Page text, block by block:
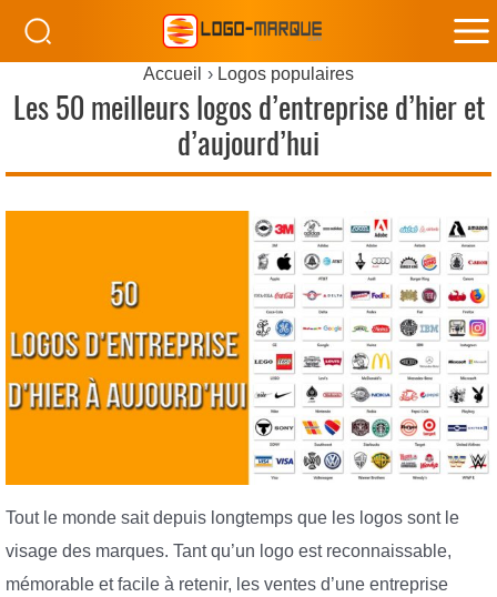
Accueil Logos populaires
Les 50 meilleurs logos d’entreprise d’hier et
d’aujourd’hui
Tout le monde sait depuis longtemps que les logos sont le
visage des marques. Tant qu’un logo est reconnaissable,
mémorable et facile à retenir, les ventes d’une entreprise